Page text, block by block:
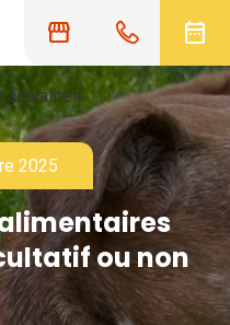
storefront date_range
actualités
2025
ou non